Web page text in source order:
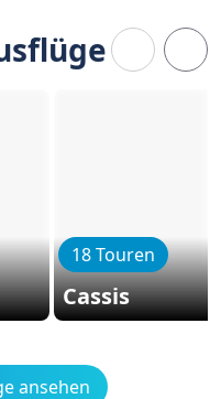
18 Touren
Cassis
ansehen